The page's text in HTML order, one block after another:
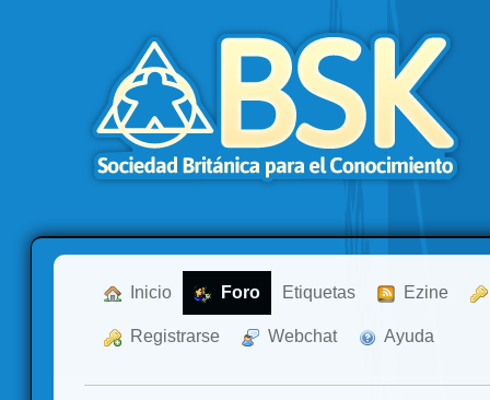
Inicio Foro Etiquetas Ezine
Registrarse Webchat Ayuda